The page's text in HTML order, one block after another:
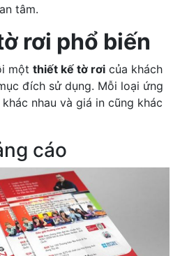
tâm.
rơi phổ biến
một thiết kế tờ rơi của khách
đích sử dụng. Mỗi loại ứng
nhau và giá in cũng khác
cáo